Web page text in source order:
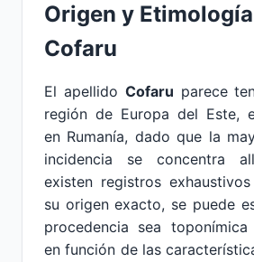
Origen y
Cofaru
El apellido Cofaru parece
región de Europa del Este,
en Rumanía, dado que la
incidencia se concentra
existen registros
su origen exacto, se puede
procedencia sea
en función de las